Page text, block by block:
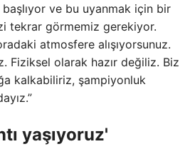
ve bu uyanmak için bir
tekrar görmemiz gerekiyor.
atmosfere alışıyorsunuz.
Fiziksel olarak hazır değiliz. Biz
kalkabiliriz, şampiyonluk
yaşıyoruz'